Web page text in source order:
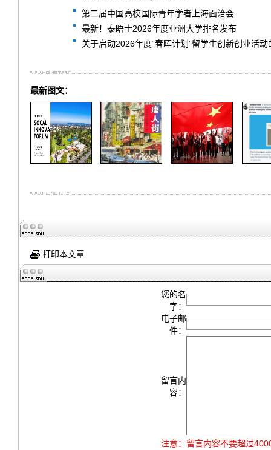
第二届中国高校国际青年学者上海面洽会
最新！泰晤士2026年度亚洲大学排名发布
关于启动2026年度“春晖计划”留学生创新创业活动
最新图文：
打印本文章
您的名
字：
电子邮
件：
留言内
容：
注意： 留言内容不要超过